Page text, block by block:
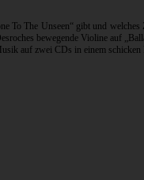
To The Unseen“ gibt und
bewegende Violine auf
auf zwei CDs in einem